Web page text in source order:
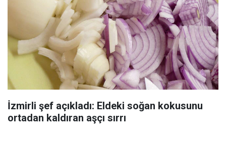
İzmirli şef açıkladı: Eldeki soğan kokusunu
ortadan kaldıran aşçı sırrı